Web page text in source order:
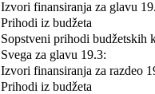
Izvori finansiranja za glavu
Prihodi iz budžeta
Sopstveni prihodi budžetskih
Svega za glavu 19.3:
Izvori finansiranja za razdeo
Prihodi iz budžeta